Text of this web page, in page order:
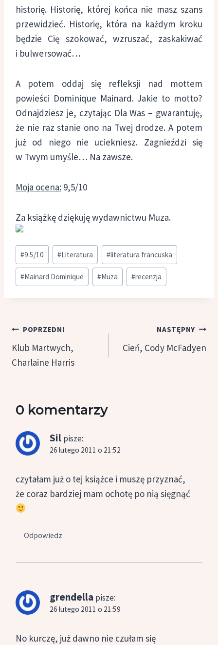
historię. Historię, której końca nie masz szans
przewidzieć. Historię, która na każdym kroku
będzie Cię szokować, wzruszać, zaskakiwać
i bulwersować…
A potem oddaj się refleksji nad mottem
powieści Dominique Mainard. Jakie to motto?
Odnajdziesz je, czytając Dla Was – gwarantuję,
że nie raz stanie ono na Twej drodze. A potem
już od niego nie uciekniesz. Zagnieździ się
w Twym umyśle… Na zawsze.
Moja ocena: 9,5/10
Za książkę dziękuję wydawnictwu Muza.
Tagi
wpisu:
#9.5/10 #Literatura #literatura francuska
#Mainard Dominique #Muza #recenzja
Nawigacja
wpisu
POPRZEDNI
Klub Martwych,
Charlaine Harris
NASTĘPNY
Cień, Cody McFadyen
0 komentarzy
Sil pisze:
26 lutego 2011 o 21:52
czytałam już o tej książce i muszę przyznać,
że coraz bardziej mam ochotę po nią sięgnąć
Odpowiedz
grendella pisze:
26 lutego 2011 o 21:59
No kurczę, już dawno nie czułam się